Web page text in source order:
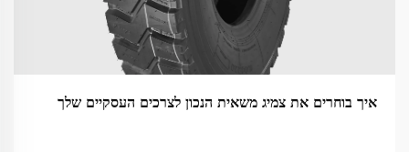
איך בוחרים את צמיג משאית הנכון לצרכים העסקיים שלך